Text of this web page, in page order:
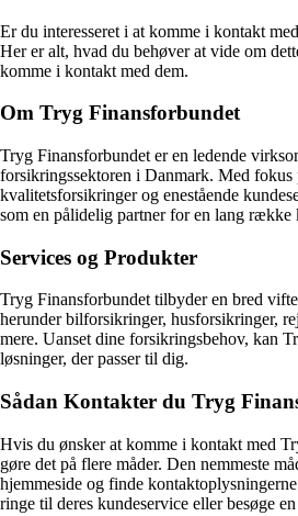
Er du interesseret i at komme i kontakt
Her er alt, hvad du behøver at vide om
komme i kontakt med dem.
Om Tryg Finansforbundet
Tryg Finansforbundet er en ledende
forsikringssektoren i Danmark. Med fokus
kvalitetsforsikringer og enestående
som en pålidelig partner for en lang række
Services og Produkter
Tryg Finansforbundet tilbyder en bred
herunder bilforsikringer, husforsikringer,
mere. Uanset dine forsikringsbehov, kan
løsninger, der passer til dig.
Sådan Kontakter du Tryg
Hvis du ønsker at komme i kontakt med
gøre det på flere måder. Den nemmeste
hjemmeside og finde
ringe til deres kundeservice eller besøge